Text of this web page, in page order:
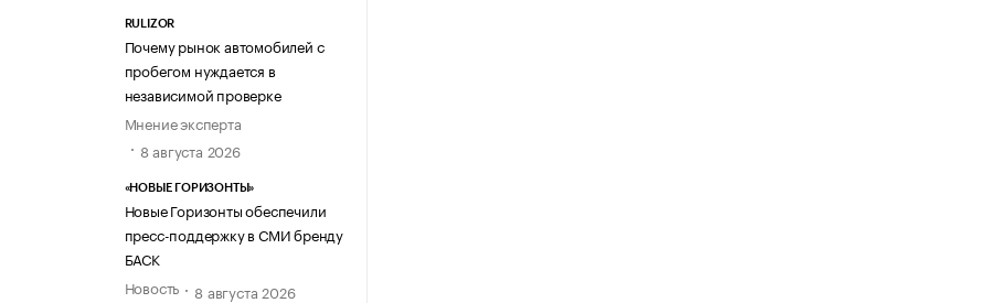
RULIZOR
Почему рынок автомобилей с
пробегом нуждается в
независимой проверке
Мнение эксперта
8 августа 2026
«НОВЫЕ ГОРИЗОНТЫ»
Новые Горизонты обеспечили
пресс-поддержку в СМИ бренду
БАСК
Новость
8 августа 2026